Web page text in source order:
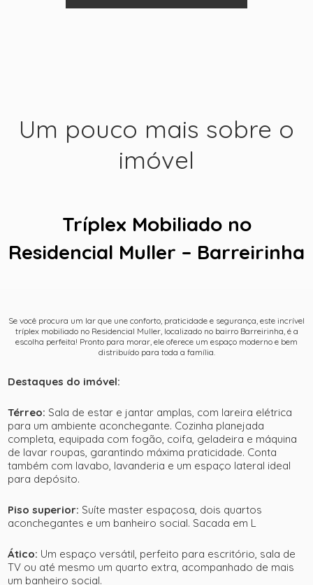
+ 72
ver mais fotos
Um pouco mais sobre o
imóvel
Tríplex Mobiliado no
Residencial Muller – Barreirinha
Se você procura um lar que une conforto, praticidade e segurança, este incrível
tríplex mobiliado no Residencial Muller, localizado no bairro Barreirinha, é a
escolha perfeita! Pronto para morar, ele oferece um espaço moderno e bem
distribuído para toda a família.
Destaques do imóvel:
Térreo: Sala de estar e jantar amplas, com lareira elétrica
para um ambiente aconchegante. Cozinha planejada
completa, equipada com fogão, coifa, geladeira e máquina
de lavar roupas, garantindo máxima praticidade. Conta
também com lavabo, lavanderia e um espaço lateral ideal
para depósito.
Piso superior: Suíte master espaçosa, dois quartos
aconchegantes e um banheiro social. Sacada em L
Ático: Um espaço versátil, perfeito para escritório, sala de
TV ou até mesmo um quarto extra, acompanhado de mais
um banheiro social.